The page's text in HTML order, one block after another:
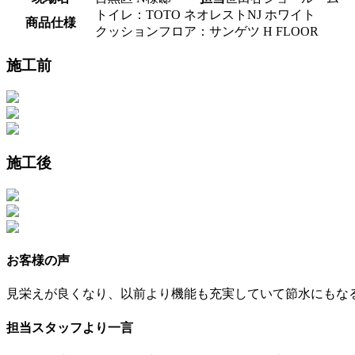
商品仕様
トイレ：TOTO ネオレストNJ ホワイト
クッションフロア：サンゲツ H FLOOR
施工前
施工後
お客様の声
見栄えが良くなり、以前より機能も充実していて節水にもな
担当スタッフより一言